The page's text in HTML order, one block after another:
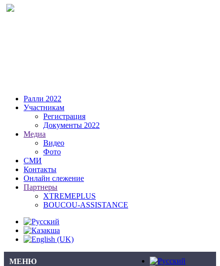
Ралли 2022
Участникам
Регистрация
Документы 2022
Медиа
Видео
Фото
СМИ
Контакты
Онлайн слежение
Партнеры
XTREMEPLUS
BOUCOU-ASSISTANCE
МЕНЮ